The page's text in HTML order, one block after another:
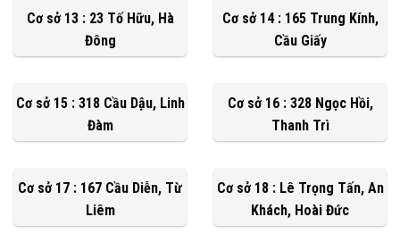
Cơ sở 13 : 23 Tố Hữu, Hà
Đông
Cơ sở 14 : 165 Trung Kính,
Cầu Giấy
Cơ sở 15 : 318 Cầu Dậu, Linh
Đàm
Cơ sở 16 : 328 Ngọc Hồi,
Thanh Trì
Cơ sở 17 : 167 Cầu Diễn, Từ
Liêm
Cơ sở 18 : Lê Trọng Tấn, An
Khách, Hoài Đức